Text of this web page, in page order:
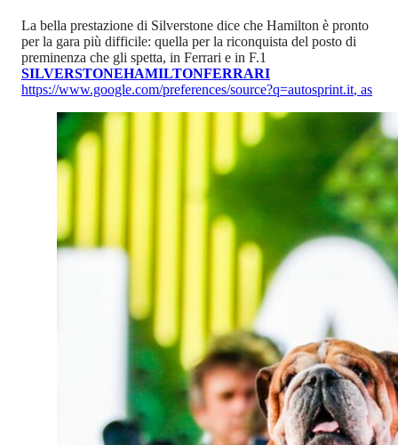
La bella prestazione di Silverstone dice che Hamilton è pronto
per la gara più difficile: quella per la riconquista del posto di
preminenza che gli spetta, in Ferrari e in F.1
SILVERSTONEHAMILTONFERRARI
https://www.google.com/preferences/source?q=autosprint.it, as